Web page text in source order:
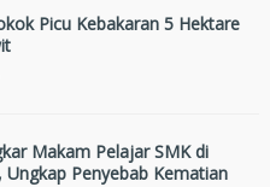
Picu Kebakaran 5 Hektare
Makam Pelajar SMK di
Ungkap Penyebab Kematian